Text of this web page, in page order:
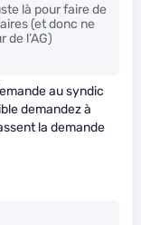
là pour faire de
(et donc ne
l’AG)
au syndic
demandez à
la demande